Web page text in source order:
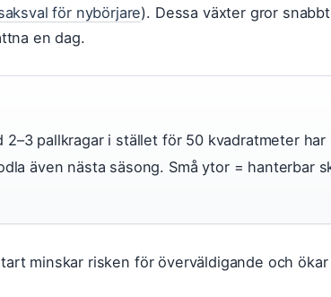
för nybörjare). Dessa växter gror
en dag.
2–3 pallkragar i stället för 50 kvadratmeter
även nästa säsong. Små ytor = hanterbar
minskar risken för överväldigande och